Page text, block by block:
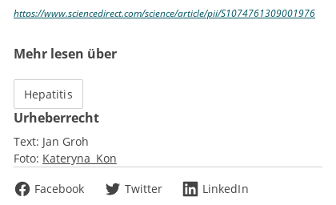
https://www.sciencedirect.com/science/article/pii/S1074761309001976
Mehr lesen über
Hepatitis
Urheberrecht
Text: Jan Groh
Foto: Kateryna_Kon
Facebook
Twitter LinkedIn